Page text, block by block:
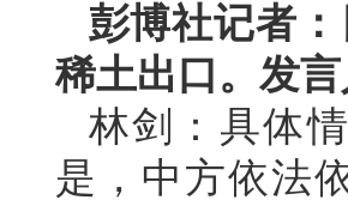
彭博社记者
稀土出口。发
林剑：具体
是，中方依法